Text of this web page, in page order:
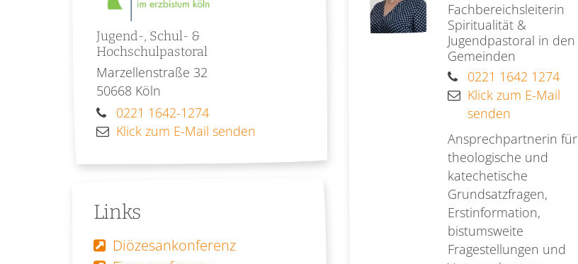
Jugend-, Schul- &
Hochschulpastoral
Marzellenstraße 32
50668 Köln
0221 1642-1274
Klick zum E-Mail senden
Links
Diözesankonferenz
Fachbereichsleiterin
Spiritualität &
Jugendpastoral in den
Gemeinden
0221 1642 1274
Klick zum E-Mail
senden
Ansprechpartnerin für
theologische und
katechetische
Grundsatzfragen,
Erstinformation,
bistumsweite
Fragestellungen und